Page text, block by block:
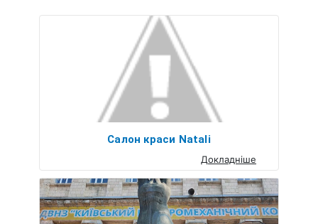
Салон краси Natali
Докладніше